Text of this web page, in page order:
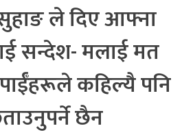
ले दिए आफ्ना
सन्देश- मलाई मत
कहिल्यै पनि
छैन